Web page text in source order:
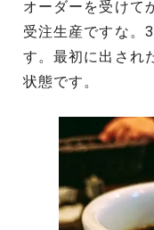
オーダーを受けて
受注生産ですな。
す。最初に出され
状態です。